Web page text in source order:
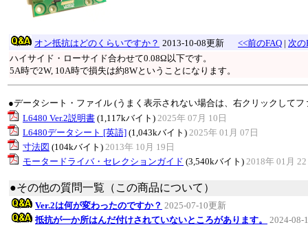
オン抵抗はどのくらいですか？ 2013-10-08更新 <<前のFAQ | 次の
ハイサイド・ローサイド合わせて0.08Ω以下です。
5A時で2W, 10A時で損失は約8Wということになります。
●データシート・ファイル (うまく表示されない場合は、右クリックして
L6480 Ver.2説明書 (1,117kバイト) 2025年 07月 10日
L6480データシート [英語] (1,043kバイト) 2025年 01月 07日
寸法図 (104kバイト) 2013年 10月 19日
モータードライバ・セレクションガイド (3,540kバイト) 2018年 01月
●その他の質問一覧（この商品について）
Ver.2は何が変わったのですか？ 2025-07-10更新
抵抗が一か所はんだ付けされていないところがあります。
2024-08-